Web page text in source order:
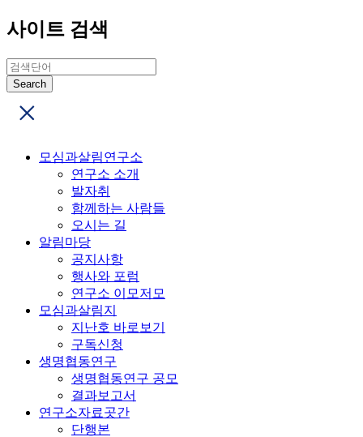
사이트 검색
모심과살림연구소
연구소 소개
발자취
함께하는 사람들
오시는 길
알림마당
공지사항
행사와 포럼
연구소 이모저모
모심과살림지
지난호 바로보기
구독신청
생명협동연구
생명협동연구 공모
결과보고서
연구소자료곳간
단행본